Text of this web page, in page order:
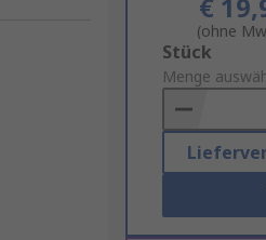
(ohne
Add
to
Basket
Stück
Menge